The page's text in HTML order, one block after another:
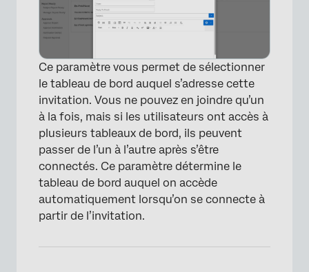
Ce paramètre vous permet de sélectionner
le tableau de bord auquel s’adresse cette
invitation. Vous ne pouvez en joindre qu’un
à la fois, mais si les utilisateurs ont accès à
plusieurs tableaux de bord, ils peuvent
passer de l’un à l’autre après s’être
connectés. Ce paramètre détermine le
tableau de bord auquel on accède
automatiquement lorsqu’on se connecte à
partir de l’invitation.